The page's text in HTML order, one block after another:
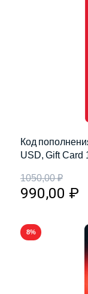
Код
USD, Gift Card
1050,00₽
990,00 ₽
8%